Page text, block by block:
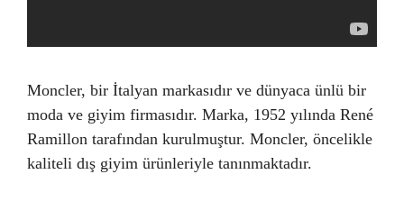
Moncler, bir İtalyan markasıdır ve dünyaca ünlü bir
moda ve giyim firmasıdır. Marka, 1952 yılında René
Ramillon tarafından kurulmuştur. Moncler, öncelikle
kaliteli dış giyim ürünleriyle tanınmaktadır.